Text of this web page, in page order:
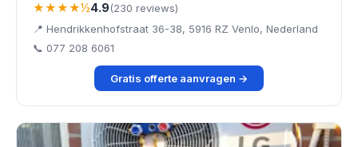
★★★★½4.9(230 reviews)
📍 Hendrikkenhofstraat 36-38, 5916 RZ Venlo, Nederland
📞 077 208 6061
Gratis offerte aanvragen →